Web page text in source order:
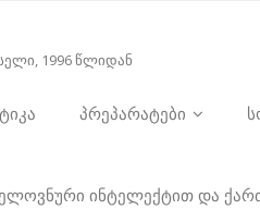
1996 წლიდან
პრეპარატები
ინტელექტით და